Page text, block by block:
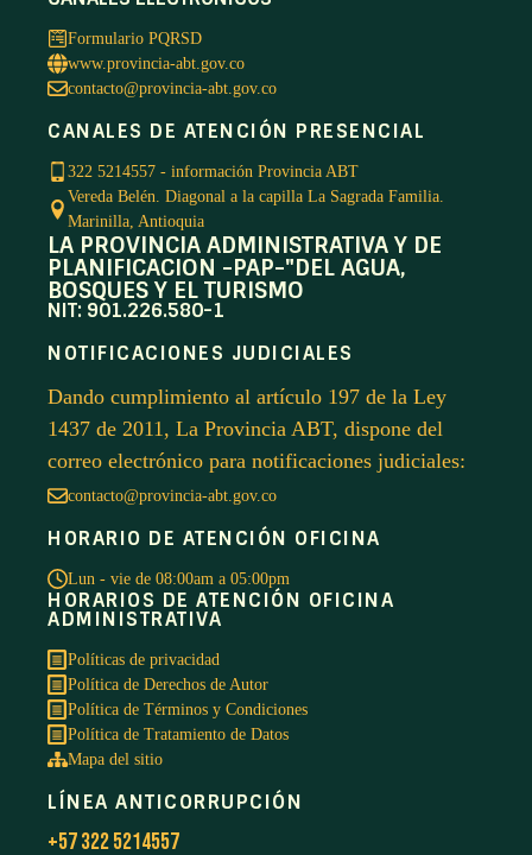
Formulario PQRSD
www.provincia-abt.gov.co
contacto@provincia-abt.gov.co
CANALES DE ATENCIÓN PRESENCIAL
322 5214557 - información Provincia ABT
Vereda Belén. Diagonal a la capilla La Sagrada Familia.
Marinilla, Antioquia
LA PROVINCIA ADMINISTRATIVA Y DE
PLANIFICACION -PAP-"DEL AGUA,
BOSQUES Y EL TURISMO
NIT: 901.226.580-1
NOTIFICACIONES JUDICIALES
Dando cumplimiento al artículo 197 de la Ley
1437 de 2011, La Provincia ABT, dispone del
correo electrónico para notificaciones judiciales:
contacto@provincia-abt.gov.co
HORARIO DE ATENCIÓN OFICINA
Lun - vie de 08:00am a 05:00pm
HORARIOS DE ATENCIÓN OFICINA
ADMINISTRATIVA
Políticas de privacidad
Política de Derechos de Autor
Política de Términos y Condiciones
Política de Tratamiento de Datos
Mapa del sitio
LÍNEA ANTICORRUPCIÓN
+57 322 5214557